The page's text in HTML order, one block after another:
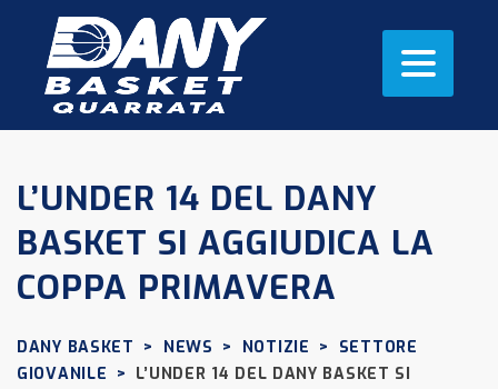
L’UNDER 14 DEL DANY
BASKET SI AGGIUDICA LA
COPPA PRIMAVERA
DANY BASKET > NEWS > NOTIZIE >
SETTORE
GIOVANILE > L’UNDER 14 DEL DANY BASKET SI